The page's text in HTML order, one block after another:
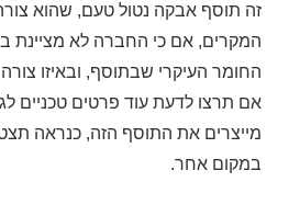
זה תוסף אבקה נטול טעם, שהוא
המקרים, אם כי החברה לא מציינת
החומר העיקרי שבתוסף, ובאיזו
אם תרצו לדעת עוד פרטים טכניים
מייצרים את התוסף הזה, כנראה
במקום אחר.